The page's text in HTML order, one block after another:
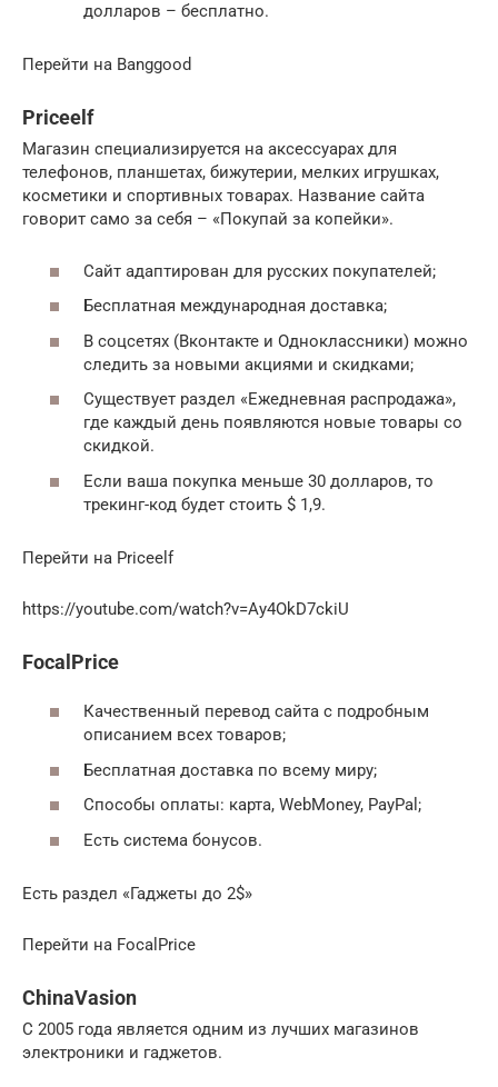
долларов – бесплатно.
Перейти на Banggood
Priceelf
Магазин специализируется на аксессуарах для
телефонов, планшетах, бижутерии, мелких игрушках,
косметики и спортивных товарах. Название сайта
говорит само за себя – «Покупай за копейки».
Сайт адаптирован для русских покупателей;
Бесплатная международная доставка;
В соцсетях (Вконтакте и Одноклассники) можно
следить за новыми акциями и скидками;
Существует раздел «Ежедневная распродажа»,
где каждый день появляются новые товары со
скидкой.
Если ваша покупка меньше 30 долларов, то
трекинг-код будет стоить $ 1,9.
Перейти на Priceelf
https://youtube.com/watch?v=Ay4OkD7ckiU
FocalPrice
Качественный перевод сайта с подробным
описанием всех товаров;
Бесплатная доставка по всему миру;
Способы оплаты: карта, WebMoney, PayPal;
Есть система бонусов.
Есть раздел «Гаджеты до 2$»
Перейти на FocalPrice
ChinaVasion
С 2005 года является одним из лучших магазинов
электроники и гаджетов.